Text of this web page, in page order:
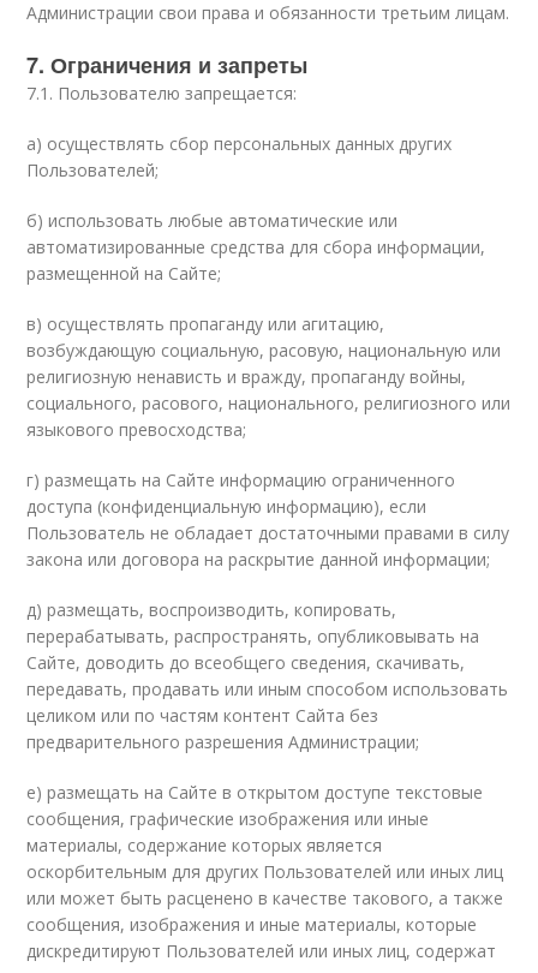
Администрации свои права и обязанности третьим лицам.
7. Ограничения и запреты
7.1. Пользователю запрещается:
а) осуществлять сбор персональных данных других
Пользователей;
б) использовать любые автоматические или
автоматизированные средства для сбора информации,
размещенной на Сайте;
в) осуществлять пропаганду или агитацию,
возбуждающую социальную, расовую, национальную или
религиозную ненависть и вражду, пропаганду войны,
социального, расового, национального, религиозного или
языкового превосходства;
г) размещать на Сайте информацию ограниченного
доступа (конфиденциальную информацию), если
Пользователь не обладает достаточными правами в силу
закона или договора на раскрытие данной информации;
д) размещать, воспроизводить, копировать,
перерабатывать, распространять, опубликовывать на
Сайте, доводить до всеобщего сведения, скачивать,
передавать, продавать или иным способом использовать
целиком или по частям контент Сайта без
предварительного разрешения Администрации;
е) размещать на Сайте в открытом доступе текстовые
сообщения, графические изображения или иные
материалы, содержание которых является
оскорбительным для других Пользователей или иных лиц
или может быть расценено в качестве такового, а также
сообщения, изображения и иные материалы, которые
дискредитируют Пользователей или иных лиц, содержат